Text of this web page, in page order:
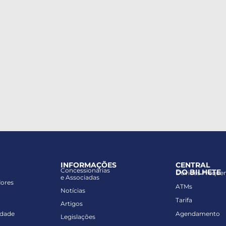
INFORMAÇÕES
Concessionárias
e Associadas
Notícias
Artigos
Legislações
CENTRAL
DO BILHETE
Dúvidas
ATMs
Tarifa
Agendamento